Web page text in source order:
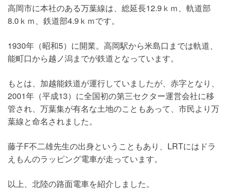
高岡市に本社のある万葉線は、総延長12.9ｋｍ、軌道部
8.0ｋｍ、鉄道部4.9ｋｍです。
1930年（昭和5）に開業。高岡駅から米島口までは軌道、
能町口から越ノ潟までが鉄道となっています。
もとは、加越能鉄道が運行していましたが、赤字となり、
2001年（平成13）に全国初の第三セクター運営会社に移
管され、万葉集が有名な土地のこともあって、市民より万
葉線と命名されました。
藤子F不二雄先生の出身ということもあり、LRTにはドラ
えもんのラッピング電車が走っています。
以上、北陸の路面電車を紹介しました。